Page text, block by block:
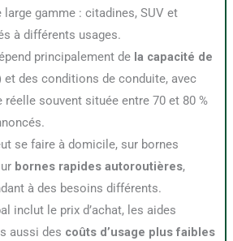
gamme : citadines, SUV et
à différents usages.
principalement de la capacité de
et des conditions de conduite, avec
réelle souvent située entre 70 et 80 %
bornes rapides autoroutières,
à des besoins différents.
aussi des coûts d’usage plus faibles